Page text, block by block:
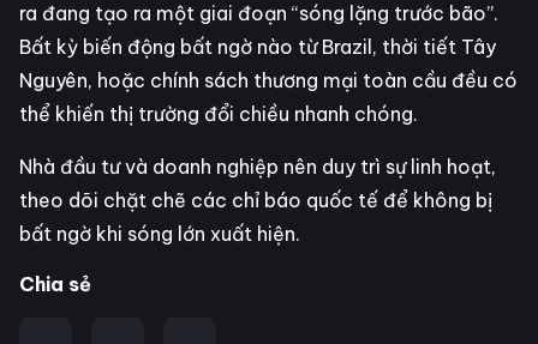
ra đang tạo ra một giai đoạn “sóng lặng trước bão”.
Bất kỳ biến động bất ngờ nào từ Brazil, thời tiết Tây
Nguyên, hoặc chính sách thương mại toàn cầu đều có
thể khiến thị trường đổi chiều nhanh chóng.
Nhà đầu tư và doanh nghiệp nên duy trì sự linh hoạt,
theo dõi chặt chẽ các chỉ báo quốc tế để không bị
bất ngờ khi sóng lớn xuất hiện.
Chia sẻ